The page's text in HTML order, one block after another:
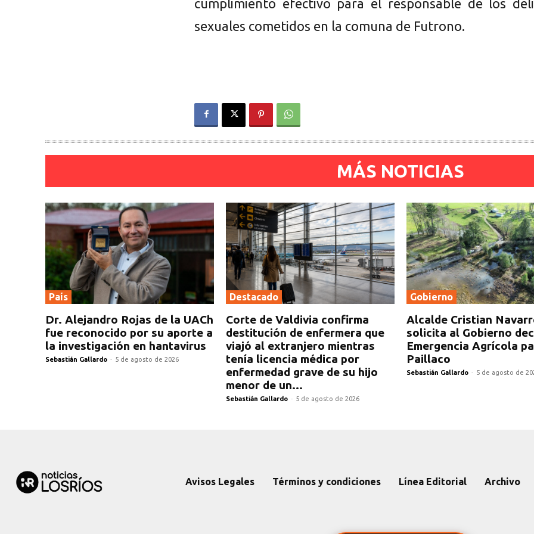
cumplimiento efectivo para el responsable de los
sexuales cometidos en la comuna de Futrono.
MÁS NOTICIAS
País
Dr. Alejandro Rojas de la UACh
fue reconocido por su aporte a
la investigación en hantavirus
Sebastián Gallardo - 5 de agosto de 2026
Destacado
Corte de Valdivia confirma
destitución de enfermera que
viajó al extranjero mientras
tenía licencia médica por
enfermedad grave de su hijo
menor de un...
Sebastián Gallardo - 5 de agosto de 2026
Gobierno
Alcalde Cristian
solicita al Gobierno
Emergencia Agrícola
Paillaco
Sebastián Gallardo - 5 de agosto de
Avisos Legales Términos y condiciones Línea Editorial Archivo